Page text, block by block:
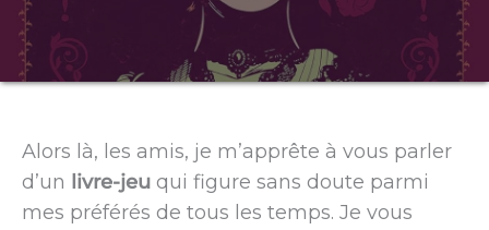
Alors là, les amis, je m’apprête à vous parler
d’un livre-jeu qui figure sans doute parmi
mes préférés de tous les temps. Je vous